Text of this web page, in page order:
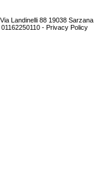
Via Landinelli 88 19038
- Privacy Policy